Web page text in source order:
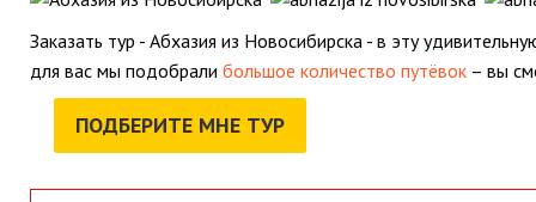
Заказать тур - Абхазия из Новосибирска - в эту
для вас мы подобрали большое количество путёвок – вы
ПОДБЕРИТЕ МНЕ ТУР